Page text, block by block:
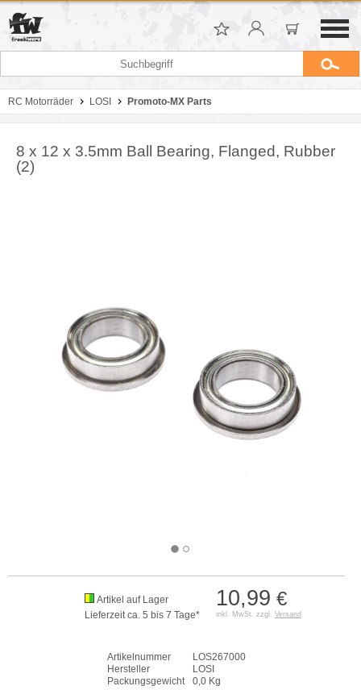
RC Motorräder LOSI Promoto-MX Parts
8 x 12 x 3.5mm Ball Bearing, Flanged, Rubber
(2)
10,99 €
inkl. MwSt. zzgl. Versand
Artikel auf Lager
Lieferzeit ca. 5 bis 7 Tage*
Artikelnummer
LOS267000
Hersteller
LOSI
Packungsgewicht
0,0 Kg